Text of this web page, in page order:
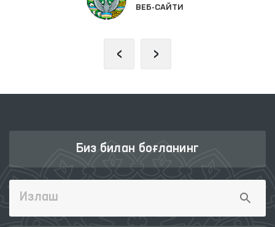
ВЕБ-САЙТИ
‹ ›
Биз билан боғланинг